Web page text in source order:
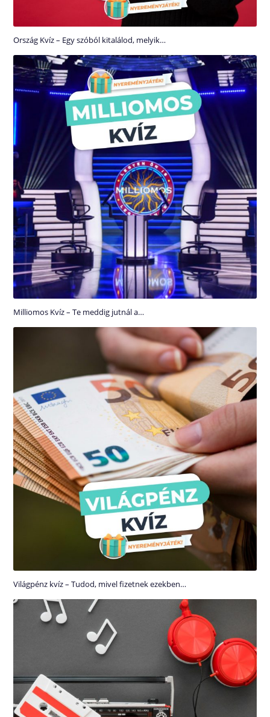
Ország Kvíz – Egy szóból kitalálod, melyik…
Milliomos Kvíz – Te meddig jutnál a…
Világpénz kvíz – Tudod, mivel fizetnek ezekben…